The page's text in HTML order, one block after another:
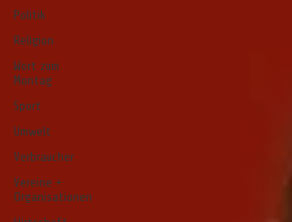
Politik
Religion
Wort zum
Montag
Sport
Umwelt
Verbraucher
Vereine +
Organisationen